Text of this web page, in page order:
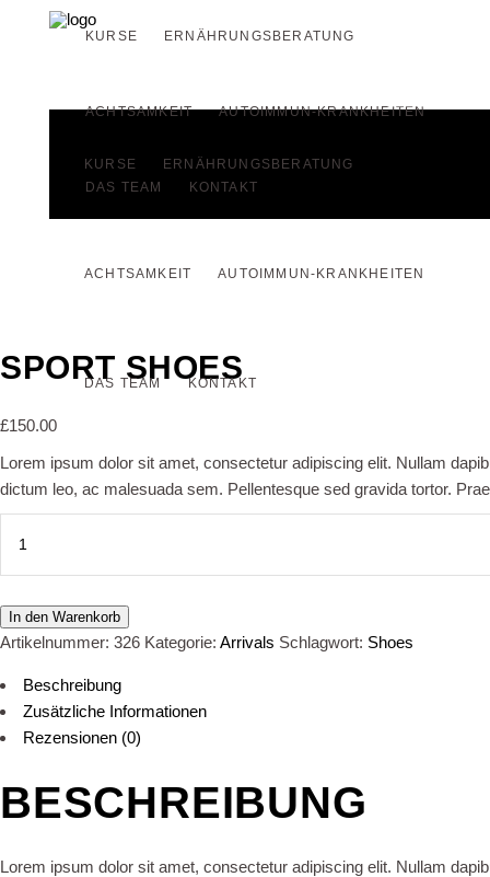
KURSE ERNÄHRUNGSBERATUNG
ACHTSAMKEIT AUTOIMMUN-KRANKHEITEN
DAS TEAM KONTAKT
KURSE ERNÄHRUNGSBERATUNG
ACHTSAMKEIT AUTOIMMUN-KRANKHEITEN
DAS TEAM KONTAKT
SPORT SHOES
£150.00
Lorem ipsum dolor sit amet, consectetur adipiscing elit. Nullam
dictum leo, ac malesuada sem. Pellentesque sed gravida tortor.
Shoes
quantity
In den Warenkorb
Artikelnummer: 326 Kategorie: Arrivals Schlagwort: Shoes
Beschreibung
Zusätzliche Informationen
Rezensionen (0)
BESCHREIBUNG
Lorem ipsum dolor sit amet, consectetur adipiscing elit. Nullam